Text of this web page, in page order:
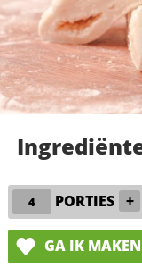
PORTIES +
GA IK MAKEN